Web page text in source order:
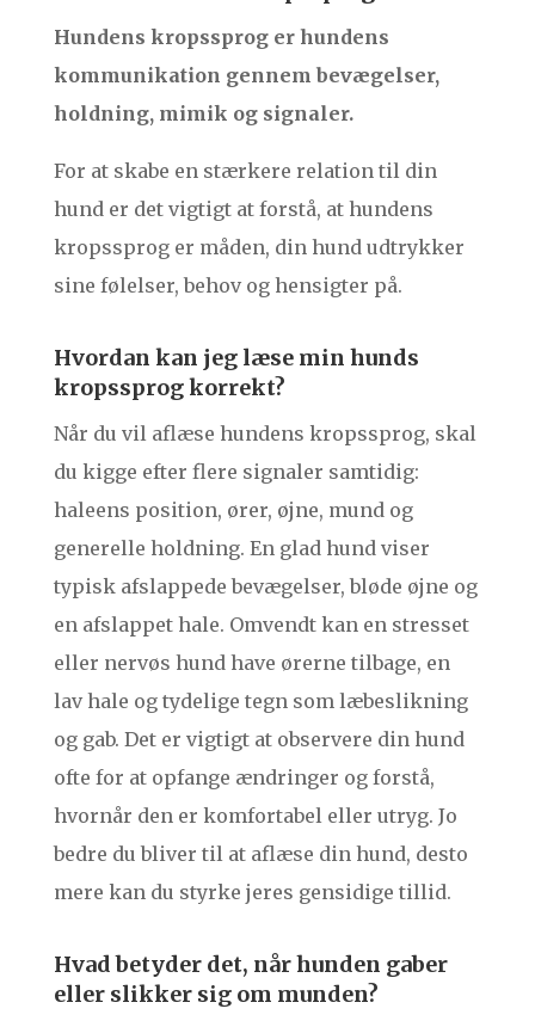
Hundens kropssprog er hundens
kommunikation gennem bevægelser,
holdning, mimik og signaler.
For at skabe en stærkere relation til din
hund er det vigtigt at forstå, at hundens
kropssprog er måden, din hund udtrykker
sine følelser, behov og hensigter på.
Hvordan kan jeg læse min hunds
kropssprog korrekt?
Når du vil aflæse hundens kropssprog, skal
du kigge efter flere signaler samtidig:
haleens position, ører, øjne, mund og
generelle holdning. En glad hund viser
typisk afslappede bevægelser, bløde øjne og
en afslappet hale. Omvendt kan en stresset
eller nervøs hund have ørerne tilbage, en
lav hale og tydelige tegn som læbeslikning
og gab. Det er vigtigt at observere din hund
ofte for at opfange ændringer og forstå,
hvornår den er komfortabel eller utryg. Jo
bedre du bliver til at aflæse din hund, desto
mere kan du styrke jeres gensidige tillid.
Hvad betyder det, når hunden gaber
eller slikker sig om munden?